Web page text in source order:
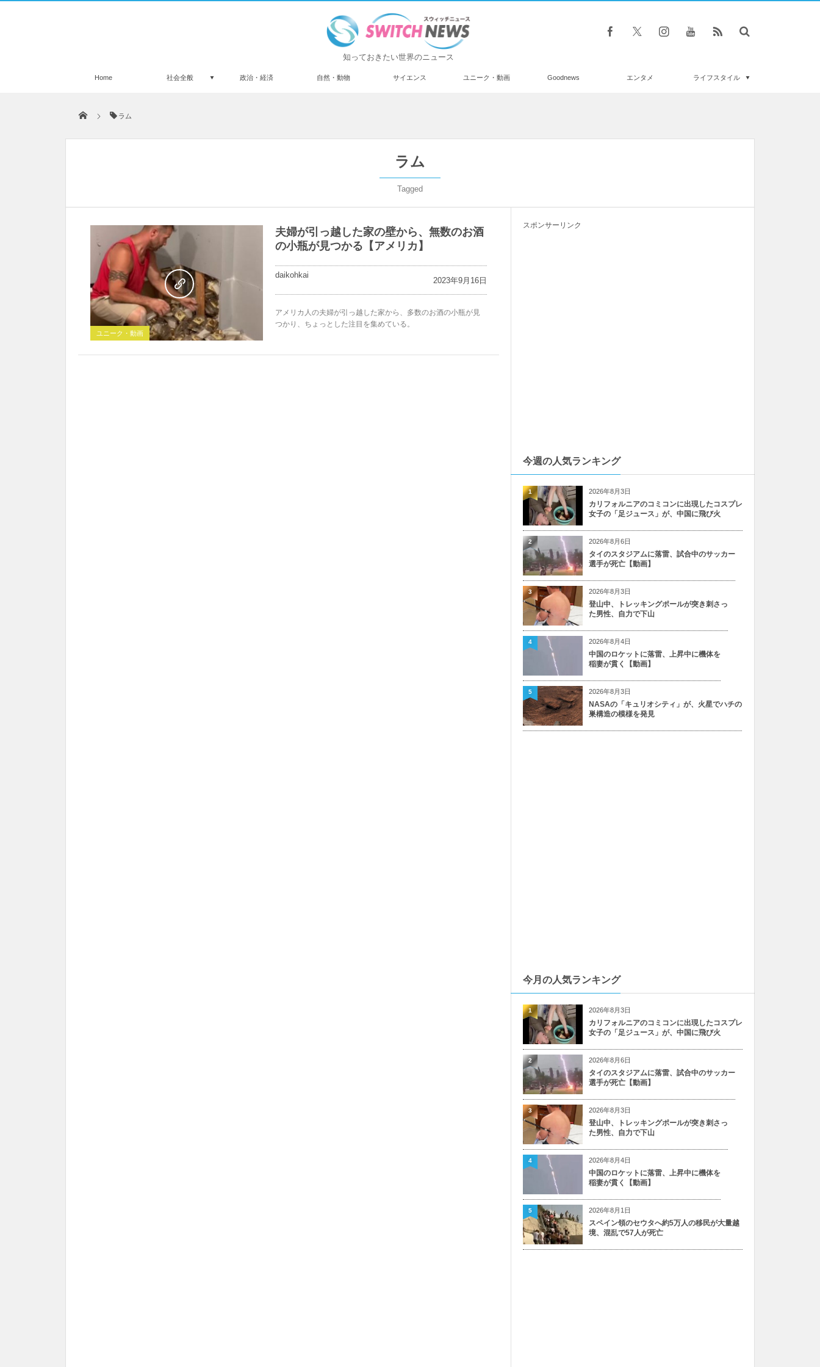
知っておきたい世界のニュース
Home 社会全般 政治・経済 自然・動物 サイエンス ユニーク・動画 Goodnews エンタメ ライフスタイル
ラム
ラム
Tagged
ユニーク・動画
夫婦が引っ越した家の壁から、無数のお酒
の小瓶が見つかる【アメリカ】
daikohkai
2023年9月16日
アメリカ人の夫婦が引っ越した家から、多数のお酒の小瓶が見
つかり、ちょっとした注目を集めている。
スポンサーリンク
今週の人気ランキング
2026年8月3日
カリフォルニアのコミコンに出現したコスプレ
女子の「足ジュース」が、中国に飛び火
1
2026年8月6日
タイのスタジアムに落雷、試合中のサッカー
選手が死亡【動画】
2
2026年8月3日
登山中、トレッキングポールが突き刺さっ
た男性、自力で下山
3
2026年8月4日
中国のロケットに落雷、上昇中に機体を
稲妻が貫く【動画】
4
2026年8月3日
NASAの「キュリオシティ」が、火星でハチの
巣構造の模様を発見
5
今月の人気ランキング
2026年8月3日
カリフォルニアのコミコンに出現したコスプレ
女子の「足ジュース」が、中国に飛び火
1
2026年8月6日
タイのスタジアムに落雷、試合中のサッカー
選手が死亡【動画】
2
2026年8月3日
登山中、トレッキングポールが突き刺さっ
た男性、自力で下山
3
2026年8月4日
中国のロケットに落雷、上昇中に機体を
稲妻が貫く【動画】
4
2026年8月1日
スペイン領のセウタへ約5万人の移民が大量越
境、混乱で57人が死亡
5